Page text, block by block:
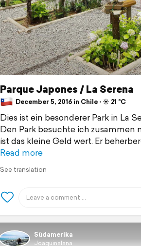
Parque Japones / La Serena
December 5, 2016 in Chile ⋅ ☀️ 21 °C
Dies ist ein besonderer Park in La
Den Park besuchte ich zusammen
ist das kleine Geld wert. Er
Read more
See translation
Südamerika
Joaquinalana